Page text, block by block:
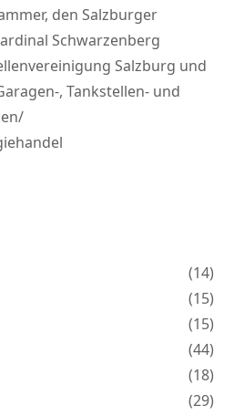
den Salzburger
Schwarzenberg
Salzburg und
, Tankstellen- und
(14)
(15)
(15)
(44)
(18)
(29)